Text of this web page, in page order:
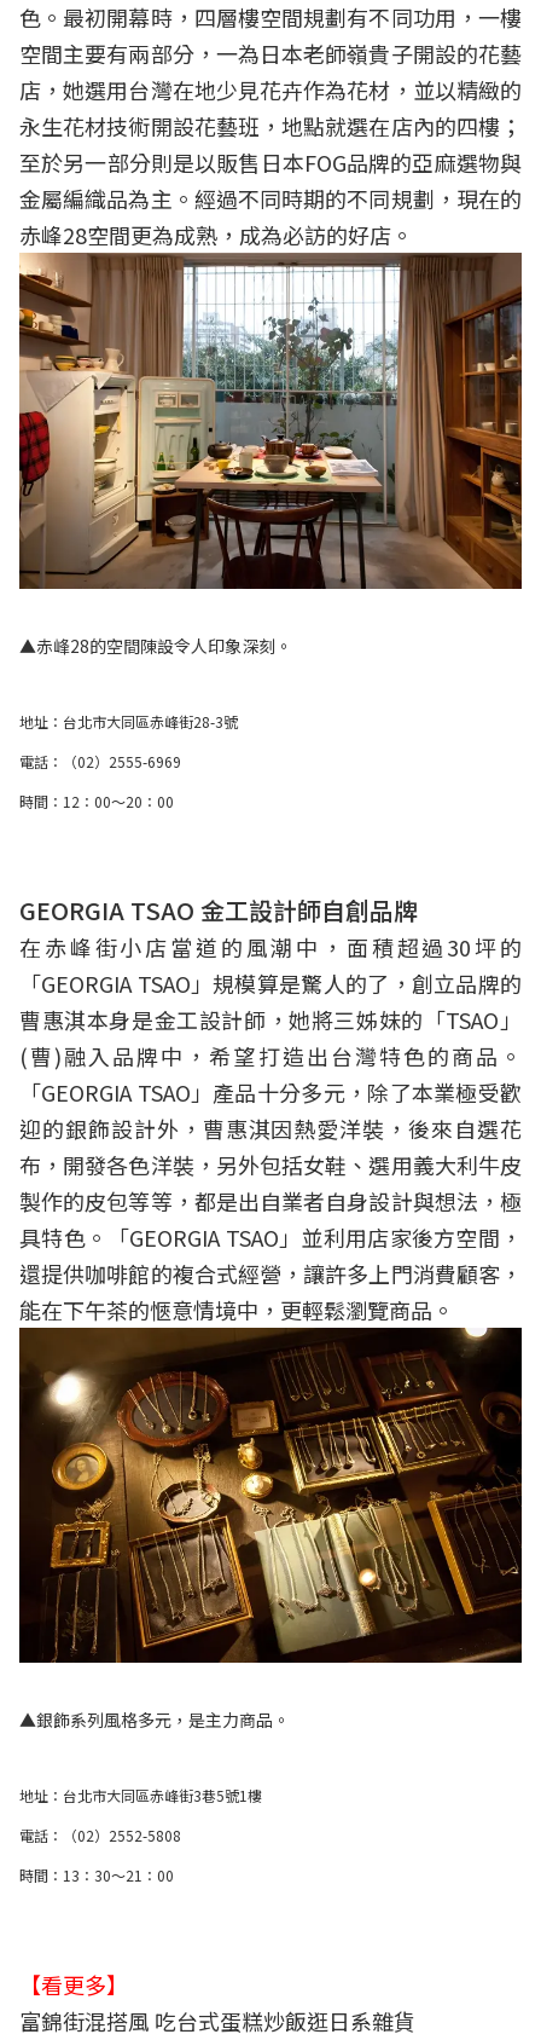
色。最初開幕時，四層樓空間規劃有不同功用，一樓
空間主要有兩部分，一為日本老師嶺貴子開設的花藝
店，她選用台灣在地少見花卉作為花材，並以精緻的
永生花材技術開設花藝班，地點就選在店內的四樓；
至於另一部分則是以販售日本FOG品牌的亞麻選物與
金屬編織品為主。經過不同時期的不同規劃，現在的
赤峰28空間更為成熟，成為必訪的好店。
▲赤峰28的空間陳設令人印象深刻。
地址：台北市大同區赤峰街28-3號
電話：（02）2555-6969
時間：12：00～20：00
GEORGIA TSAO 金工設計師自創品牌
在赤峰街小店當道的風潮中，面積超過30坪的
「GEORGIA TSAO」規模算是驚人的了，創立品牌的
曹惠淇本身是金工設計師，她將三姊妹的「TSAO」
(曹)融入品牌中，希望打造出台灣特色的商品。
「GEORGIA TSAO」產品十分多元，除了本業極受歡
迎的銀飾設計外，曹惠淇因熱愛洋裝，後來自選花
布，開發各色洋裝，另外包括女鞋、選用義大利牛皮
製作的皮包等等，都是出自業者自身設計與想法，極
具特色。「GEORGIA TSAO」並利用店家後方空間，
還提供咖啡館的複合式經營，讓許多上門消費顧客，
能在下午茶的愜意情境中，更輕鬆瀏覽商品。
▲銀飾系列風格多元，是主力商品。
地址：台北市大同區赤峰街3巷5號1樓
電話：（02）2552-5808
時間：13：30～21：00
【看更多】
富錦街混搭風 吃台式蛋糕炒飯逛日系雜貨